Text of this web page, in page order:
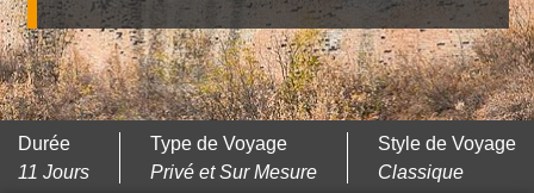
Durée
11 Jours
Type de Voyage
Privé et Sur Mesure
Style de Voyage
Classique